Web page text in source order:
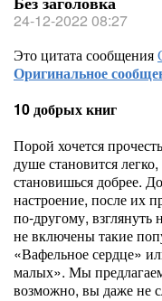
24-12-2022 08:27
Это цитата сообщения
Оригинальное
10 добрых книг
Порой хочется
душе становится
становишься добрее.
настроение, после их
по-другому,
не включены такие
«Вафельное сердце»
малых». Мы
возможно, вы даже не